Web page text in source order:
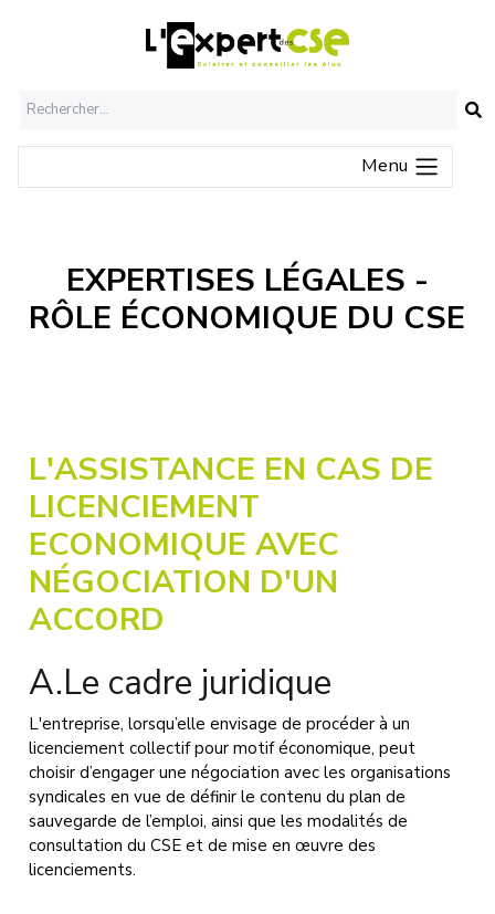
Menu
EXPERTISES LÉGALES -
RÔLE ÉCONOMIQUE DU CSE
L'ASSISTANCE EN CAS DE
LICENCIEMENT
ECONOMIQUE AVEC
NÉGOCIATION D'UN
ACCORD
A.Le cadre juridique
L'entreprise, lorsqu’elle envisage de procéder à un
licenciement collectif pour motif économique, peut
choisir d’engager une négociation avec les organisations
syndicales en vue de définir le contenu du plan de
sauvegarde de l’emploi, ainsi que les modalités de
consultation du CSE et de mise en œuvre des
licenciements.